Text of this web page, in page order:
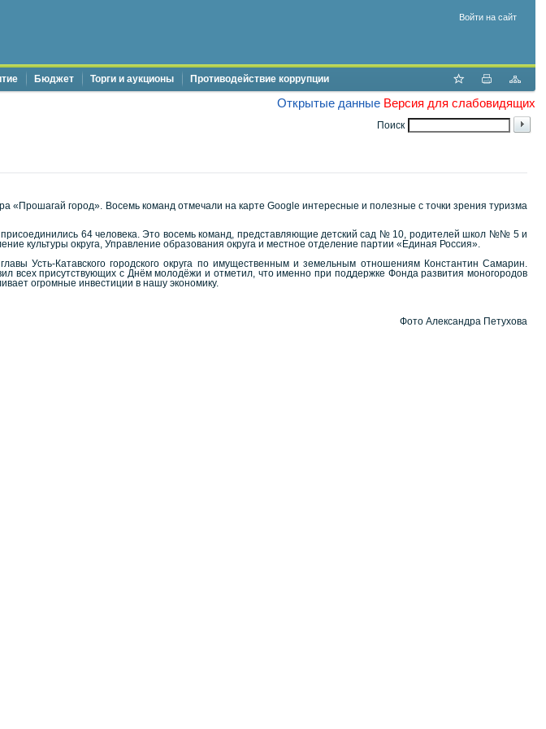
Войти на сайт
Бюджет Торги и аукционы Противодействие коррупции
Открытые данные Версия для слабовидящих
Поиск
«Прошагай город». Восемь команд отмечали на карте Google интересные и полезные с точки зрения туризма
присоединились 64 человека. Это восемь команд, представляющие детский сад № 10, родителей школ №№ 5 и
культуры округа, Управление образования округа и местное отделение партии «Единая Россия».
Усть-Катавского городского округа по имущественным и земельным отношениям Константин Самарин.
всех присутствующих с Днём молодёжи и отметил, что именно при поддержке Фонда развития моногородов
огромные инвестиции в нашу экономику.
Фото Александра Петухова